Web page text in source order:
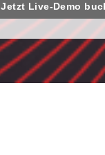
Jetzt Live-Demo